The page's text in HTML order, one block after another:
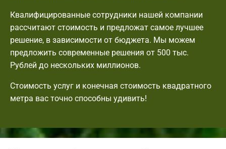
Квалифицированные сотрудники нашей компании
рассчитают стоимость и предложат самое лучшее
решение, в зависимости от бюджета. Мы можем
предложить современные решения от 500 тыс.
Рублей до нескольких миллионов.
Стоимость услуг и конечная стоимость квадратного
метра вас точно способны удивить!